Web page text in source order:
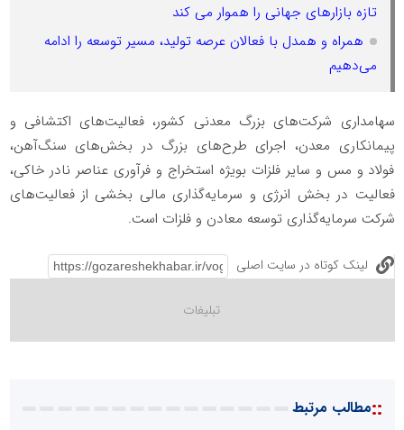
تازه بازارهای جهانی را هموار می کند
همراه و همدل با فعالان عرصه تولید، مسیر توسعه را ادامه
می‌دهیم
سهامداری شرکت‌های بزرگ معدنی کشور، فعالیت‌های اکتشافی و
پیمانکاری معدن، اجرای طرح‌های بزرگ در بخش‌های سنگ‌آهن،
فولاد و مس و سایر فلزات بویژه استخراج و فرآوری عناصر نادر خاکی،
فعالیت در بخش انرژی و سرمایه‌گذاری مالی بخشی از فعالیت‌های
شرکت سرمایه‌گذاری توسعه معادن و فلزات است.
لینک کوتاه در سایت اصلی
::مطالب مرتبط